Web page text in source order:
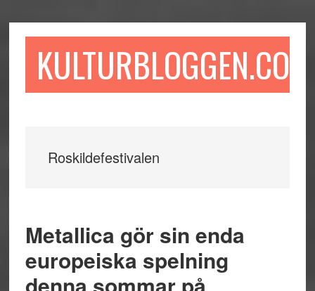
till
till
sidofältet
till
KULTURBLOGGEN.COM
Roskildefestivalen
Metallica gör sin enda
europeiska spelning